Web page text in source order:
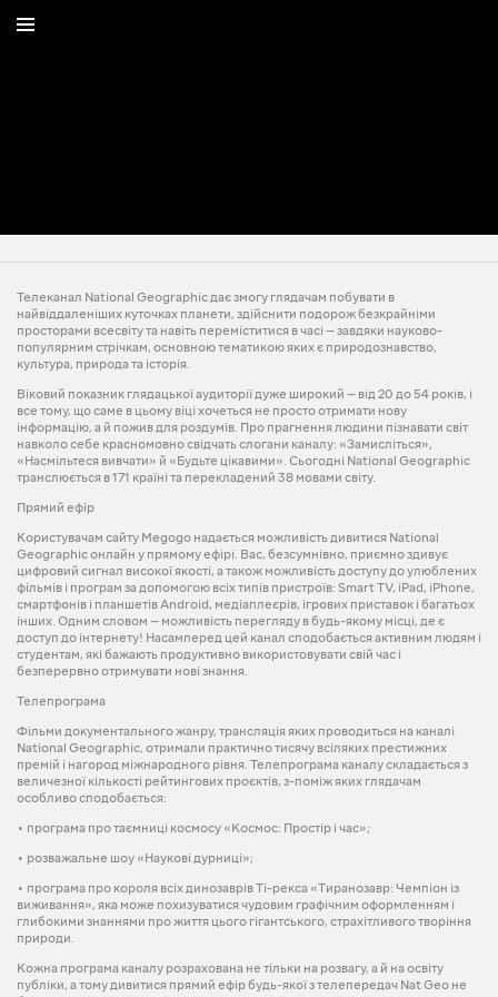
Телеканал National Geographic дає змогу глядачам побувати в
найвіддаленіших куточках планети, здійснити подорож безкрайніми
просторами всесвіту та навіть переміститися в часі — завдяки науково-
популярним стрічкам, основною тематикою яких є природознавство,
культура, природа та історія.
Віковий показник глядацької аудиторії дуже широкий — від 20 до 54 років, і
все тому, що саме в цьому віці хочеться не просто отримати нову
інформацію, а й пожив для роздумів. Про прагнення людини пізнавати світ
навколо себе красномовно свідчать слогани каналу: «Замисліться»,
«Насмільтеся вивчати» й «Будьте цікавими». Сьогодні National Geographic
транслюється в 171 країні та перекладений 38 мовами світу.
Прямий ефір
Користувачам сайту Megogo надається можливість дивитися National
Geographic онлайн у прямому ефірі. Вас, безсумнівно, приємно здивує
цифровий сигнал високої якості, а також можливість доступу до улюблених
фільмів і програм за допомогою всіх типів пристроїв: Smart TV, iPad, iPhone,
смартфонів і планшетів Android, медіаплеєрів, ігрових приставок і багатьох
інших. Одним словом — можливість перегляду в будь-якому місці, де є
доступ до інтернету! Насамперед цей канал сподобається активним людям і
студентам, які бажають продуктивно використовувати свій час і
безперервно отримувати нові знання.
Телепрограма
Фільми документального жанру, трансляція яких проводиться на каналі
National Geographic, отримали практично тисячу всіляких престижних
премій і нагород міжнародного рівня. Телепрограма каналу складається з
величезної кількості рейтингових проєктів, з-поміж яких глядачам
особливо сподобається:
• програма про таємниці космосу «Космос: Простір і час»;
• розважальне шоу «Наукові дурниці»;
• програма про короля всіх динозаврів Ті-рекса «Тиранозавр: Чемпіон із
виживання», яка може похизуватися чудовим графічним оформленням і
глибокими знаннями про життя цього гігантського, страхітливого творіння
природи.
Кожна програма каналу розрахована не тільки на розвагу, а й на освіту
публіки, а тому дивитися прямий ефір будь-якої з телепередач Nat Geo не